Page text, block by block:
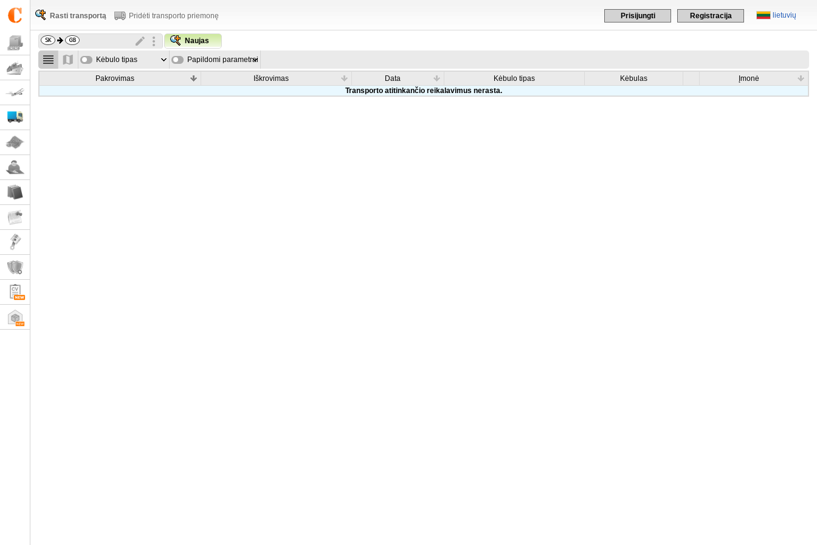
lietuvių
Prisijungti Registracija
Rasti transportą Pridėti transporto priemonę
Naujas
Kėbulo tipas Papildomi parametrai
Pakrovimas Iškrovimas Data Kėbulo tipas Kėbulas
Įmonė
Transporto atitinkančio reikalavimus nerasta.